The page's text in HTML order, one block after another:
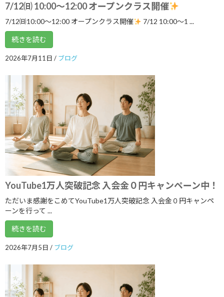
2024年4月
2024年3月
2024年1月
2023年12月
2023年11月
2023年10月
2023年9月
2023年8月
2023年6月
2023年5月
2023年4月
2023年3月
2023年2月
7/12㈰ 10:00～12:00 オープンクラス開催
7/12㈰10:00～12:00 オープンクラス開催 7/12 10:00〜1 ...
続きを読む
2026年7月11日 / ブログ
YouTube1万人突破記念 入会金０円キャンペーン中！
ただいま感謝をこめてYouTube1万人突破記念 入会金０円キャンペ
ーンを行って ...
続きを読む
2026年7月5日 / ブログ